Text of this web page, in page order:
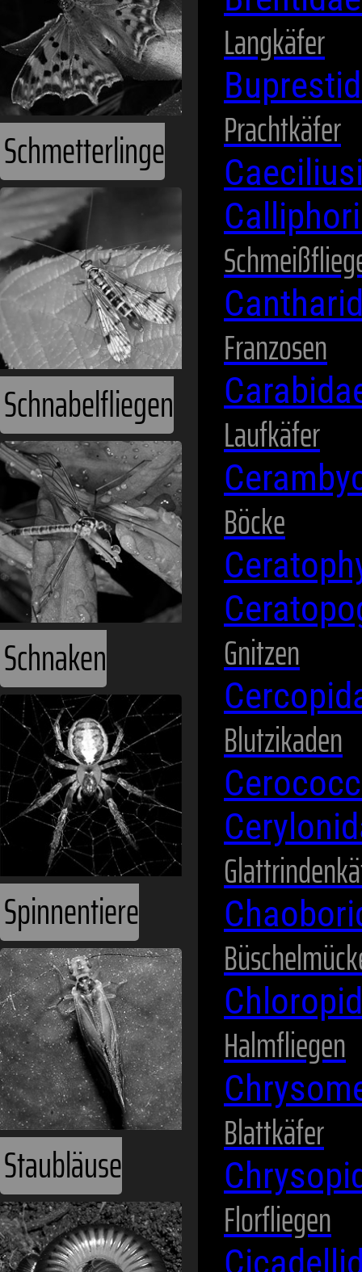
Schmetterlinge
Schnabelfliegen
Schnaken
Spinnentiere
Staubläuse
Langkäfer
Prachtkäfer
Franzosen
Laufkäfer
Böcke
Gnitzen
Blutzikaden
Halmfliegen
Blattkäfer
Florfliegen